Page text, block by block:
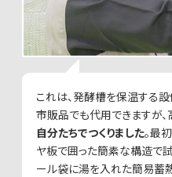
これは、発酵槽を保温する
市販品でも代用できますが、
自分たちでつくりました。最
ヤ板で囲った簡素な構造で
ール袋に湯を入れた簡易蓄